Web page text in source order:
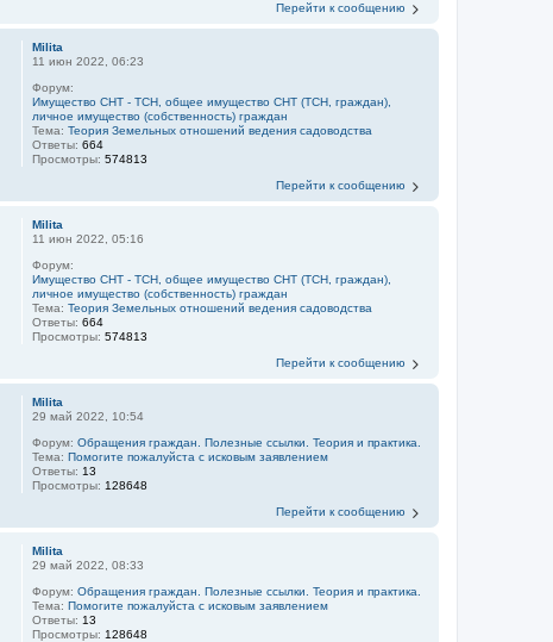
Перейти к сообщению
Milita
11 июн 2022, 06:23
Форум:
Имущество СНТ - ТСН, общее имущество СНТ (ТСН, граждан),
личное имущество (собственность) граждан
Тема:Теория Земельных отношений ведения садоводства
Ответы:664
Просмотры:574813
Перейти к сообщению
Milita
11 июн 2022, 05:16
Форум:
Имущество СНТ - ТСН, общее имущество СНТ (ТСН, граждан),
личное имущество (собственность) граждан
Тема:Теория Земельных отношений ведения садоводства
Ответы:664
Просмотры:574813
Перейти к сообщению
Milita
29 май 2022, 10:54
Форум:Обращения граждан. Полезные ссылки. Теория и практика.
Тема:Помогите пожалуйста с исковым заявлением
Ответы: 13
Просмотры: 128648
Перейти к сообщению
Milita
29 май 2022, 08:33
Форум:Обращения граждан. Полезные ссылки. Теория и практика.
Тема:Помогите пожалуйста с исковым заявлением
Ответы: 13
Просмотры: 128648